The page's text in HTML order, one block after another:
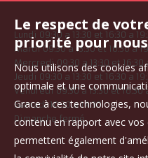
Lundi 09:30 a 13:30 et 16:30 a
Mardi 09:30 a 13:30 et 16:30 a
Mercredi 09:30 a 13:30 et 16:30
Jeudi 09:30 a 13:30 et 16:30 a
Vendredi 09:30 a 13:30 et 16:30
Samedi 10:30 a 14:30
Dimanche fermé
Le respect de
priorité pour nous
Nous utilisons des cookies
optimale et une
Grace à ces technologies,
contenu en rapport avec
permettent également